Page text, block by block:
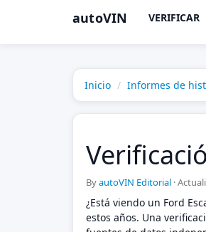
autoVIN VERIFICAR
Inicio Informes de
ByautoVIN Editorial ·
¿Está viendo un Ford
estos años. Una